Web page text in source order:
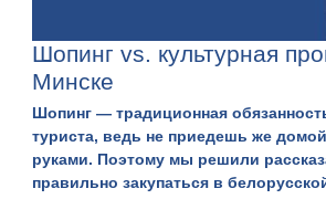
Шопинг vs. культурная
Минске
Шопинг — традиционная
туриста, ведь не приедешь же
руками. Поэтому мы решили
правильно закупаться в